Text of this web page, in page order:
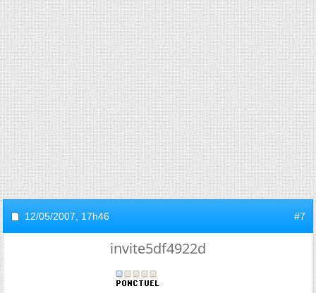
12/05/2007, 17h46 #7
invite5df4922d